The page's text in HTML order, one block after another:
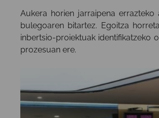
Aukera horien jarraipena
bulegoaren bitartez. Egoitza
inbertsio-proiektuak identifikatzeko
prozesuan ere.